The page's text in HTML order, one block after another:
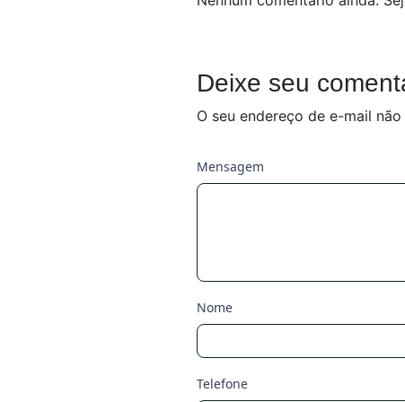
Deixe seu
O seu endereço de e-mail
Mensagem
Nome
Telefone